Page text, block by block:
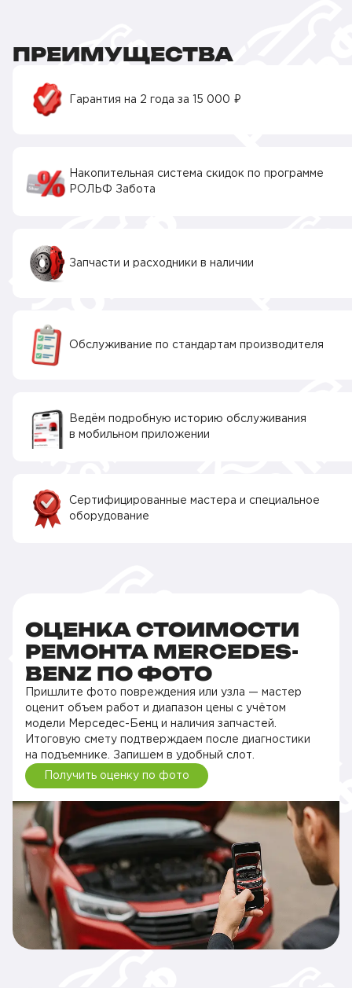
ПРЕИМУЩЕСТВА
Гарантия на 2 года за 15 000 ₽
Накопительная система скидок по программе
РОЛЬФ Забота
Запчасти и расходники в наличии
Обслуживание по стандартам производителя
Ведём подробную историю обслуживания
в мобильном приложении
Сертифицированные мастера и специальное
оборудование
ОЦЕНКА СТОИМОСТИ
РЕМОНТА MERCEDES-
BENZ ПО ФОТО
Пришлите фото повреждения или узла — мастер
оценит объем работ и диапазон цены с учётом
модели Мерседес-Бенц и наличия запчастей.
Итоговую смету подтверждаем после диагностики
на подъемнике. Запишем в удобный слот.
Получить оценку по фото